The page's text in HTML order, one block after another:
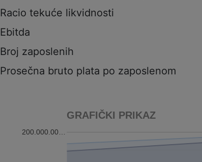
Racio tekuće likvidnosti
Ebitda
Broj zaposlenih
Prosečna bruto plata po zaposlenom
GRAFIČKI PRIKAZ
200.000.00…